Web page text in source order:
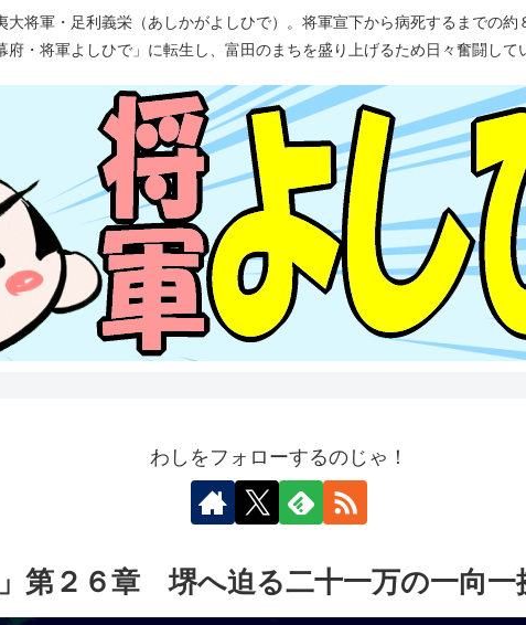
大将軍・足利義栄（あしかがよしひで）。将軍宣下から病死するまでの
府・将軍よしひで」に転生し、富田のまちを盛り上げるため日々奮闘して
わしをフォローするのじゃ！
第２６章 堺へ迫る二十一万の一向一